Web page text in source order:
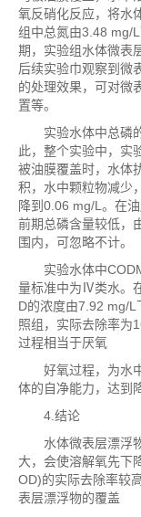
氧反硝化反应，将水
组中总氮由3.48 mg/
期，实验组水体微表
后续实验巾观察到微
的处理效果，可对微
置等。
实验水体中总磷的
此，整个实验中，实
被油膜覆盖时，水体
积，水中颗粒物减少
降到0.06 mg/L。在
前期总磷含量较低，
围内，可忽略不计。
实验水体中CODM
量标准中为Ⅳ类水。
D的浓度由7.92 mg/
照组，实际去除率为
过程相当于厌氧
好氧过程，为水中
体的自净能力，达到
4.结论
水体微表层漂浮物
大，会使溶解氧先下
OD)的实际去除率较
表层漂浮物的覆盖